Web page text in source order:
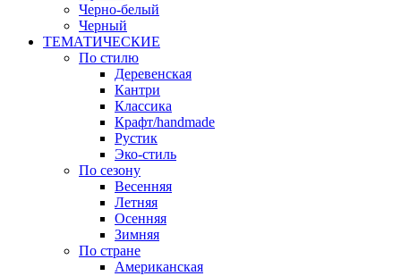
Черно-белый
Черный
ТЕМАТИЧЕСКИЕ
По стилю
Деревенская
Кантри
Классика
Крафт/handmade
Рустик
Эко-стиль
По сезону
Весенняя
Летняя
Осенняя
Зимняя
По стране
Американская